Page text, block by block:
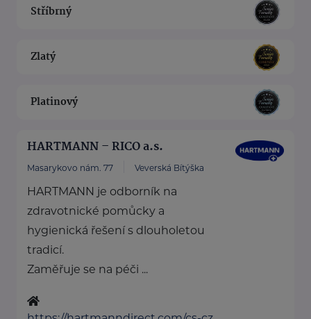
Stříbrný
Zlatý
Platinový
HARTMANN – RICO a.s.
Masarykovo nám. 77 Veverská Bítýška
HARTMANN je odborník na
zdravotnické pomůcky a
hygienická řešení s dlouholetou
tradicí.
Zaměřuje se na péči ...